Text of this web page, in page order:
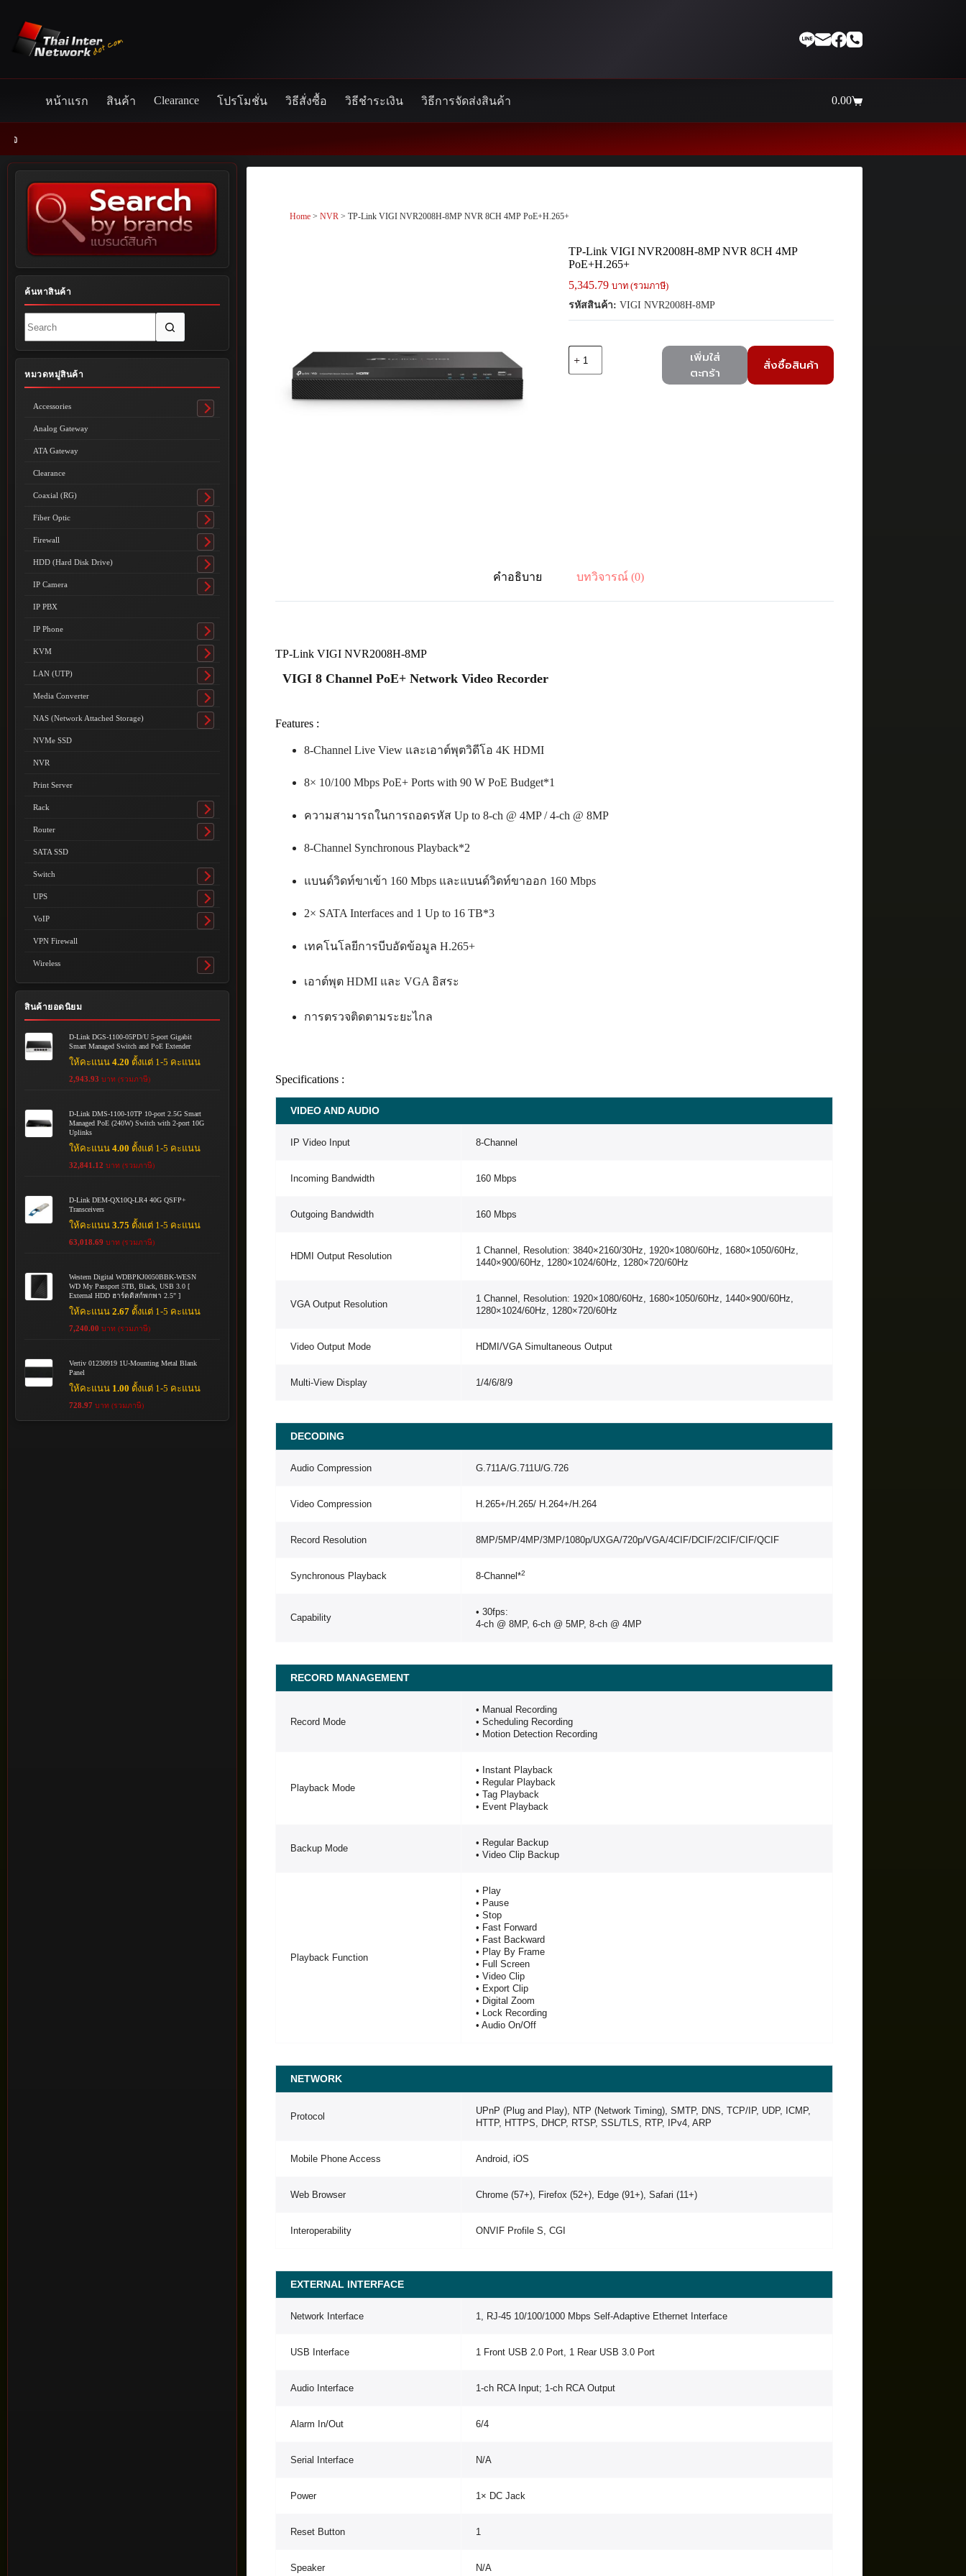
content
หน้าแรก สินค้า Clearance โปรโมชั่น วิธีสั่งซื้อ วิธีชำระเงิน วิธีการจัดส่งสินค้า
Shopping
0.00
Home >NVR > TP-Link VIGI NVR2008H-8MP NVR 8CH 4MP PoE+H.265+
TP-Link VIGI NVR2008H-8MP NVR 8CH 4MP
PoE+H.265+
5,345.79 บาท (รวมภาษี)
รหัสสินค้า: VIGI NVR2008H-8MP
เพิ่มใส่
ตะกร้า
สั่งซื้อสินค้า
คำอธิบาย บทวิจารณ์ (0)
TP-Link VIGI NVR2008H-8MP
VIGI 8 Channel PoE+ Network Video Recorder
Features :
8-Channel Live View และเอาต์พุตวิดีโอ 4K HDMI
8× 10/100 Mbps PoE+ Ports with 90 W PoE Budget*1
ความสามารถในการถอดรหัส Up to 8-ch @ 4MP / 4-ch @ 8MP
8-Channel Synchronous Playback*2
แบนด์วิดท์ขาเข้า 160 Mbps และแบนด์วิดท์ขาออก 160 Mbps
2× SATA Interfaces and 1 Up to 16 TB*3
เทคโนโลยีการบีบอัดข้อมูล H.265+
เอาต์พุต HDMI และ VGA อิสระ
การตรวจติดตามระยะไกล
Specifications :
VIDEO AND AUDIO
IP Video Input 8-Channel
Incoming Bandwidth 160 Mbps
Outgoing Bandwidth 160 Mbps
HDMI Output Resolution
1 Channel, Resolution: 3840×2160/30Hz, 1920×1080/60Hz, 1680×1050/60Hz,
1440×900/60Hz, 1280×1024/60Hz, 1280×720/60Hz
VGA Output Resolution
1 Channel, Resolution: 1920×1080/60Hz, 1680×1050/60Hz, 1440×900/60Hz,
1280×1024/60Hz, 1280×720/60Hz
Video Output Mode HDMI/VGA Simultaneous Output
Multi-View Display 1/4/6/8/9
DECODING
Audio Compression G.711A/G.711U/G.726
Video Compression H.265+/H.265/ H.264+/H.264
Record Resolution 8MP/5MP/4MP/3MP/1080p/UXGA/720p/VGA/4CIF/DCIF/2CIF/CIF/QCIF
Synchronous Playback 8-Channel*2
Capability
• 30fps:
4-ch @ 8MP, 6-ch @ 5MP, 8-ch @ 4MP
RECORD MANAGEMENT
Record Mode
• Manual Recording
• Scheduling Recording
• Motion Detection Recording
Playback Mode
• Instant Playback
• Regular Playback
• Tag Playback
• Event Playback
Backup Mode
• Regular Backup
• Video Clip Backup
Playback Function
• Play
• Pause
• Stop
• Fast Forward
• Fast Backward
• Play By Frame
• Full Screen
• Video Clip
• Export Clip
• Digital Zoom
• Lock Recording
• Audio On/Off
NETWORK
Protocol
UPnP (Plug and Play), NTP (Network Timing), SMTP, DNS, TCP/IP, UDP, ICMP,
HTTP, HTTPS, DHCP, RTSP, SSL/TLS, RTP, IPv4, ARP
Mobile Phone Access Android, iOS
Web Browser Chrome (57+), Firefox (52+), Edge (91+), Safari (11+)
Interoperability ONVIF Profile S, CGI
EXTERNAL INTERFACE
Network Interface 1, RJ-45 10/100/1000 Mbps Self-Adaptive Ethernet Interface
USB Interface 1 Front USB 2.0 Port, 1 Rear USB 3.0 Port
Audio Interface 1-ch RCA Input; 1-ch RCA Output
Alarm In/Out 6/4
Serial Interface N/A
Power 1× DC Jack
Reset Button 1
Speaker N/A
ค้นหาสินค้า
results
หมวดหมู่สินค้า
Accessories
Toggle
Analog Gateway
ATA Gateway
Clearance
Coaxial (RG)
Toggle
submenu
Fiber Optic
Toggle
submenu
Firewall
Toggle
submenu
HDD (Hard Disk Drive)
Toggle
submenu
IP Camera
Toggle
IP PBX
IP Phone
Toggle
submenu
KVM
Toggle
submenu
LAN (UTP)
Toggle
submenu
Media Converter
Toggle
submenu
NAS (Network Attached Storage)
Toggle
NVMe SSD
NVR
Print Server
Rack
Toggle
submenu
Router
Toggle
SATA SSD
Switch
Toggle
submenu
UPS
Toggle
submenu
VoIP
Toggle
VPN Firewall
Wireless
Toggle
submenu
สินค้ายอดนิยม
D-Link DGS-1100-05PD/U 5-port Gigabit
Smart Managed Switch and PoE Extender
ให้คะแนน4.20 ตั้งแต่ 1-5 คะแนน
2,943.93 บาท (รวมภาษี)
D-Link DMS-1100-10TP 10-port 2.5G Smart
Managed PoE (240W) Switch with 2-port 10G
Uplinks
ให้คะแนน4.00 ตั้งแต่ 1-5 คะแนน
32,841.12 บาท (รวมภาษี)
D-Link DEM-QX10Q-LR4 40G QSFP+
Transceivers
ให้คะแนน3.75 ตั้งแต่ 1-5 คะแนน
63,018.69 บาท (รวมภาษี)
Western Digital WDBPKJ0050BBK-WESN
WD My Passport 5TB, Black, USB 3.0 [
External HDD ฮาร์ดดิสก์พกพา 2.5" ]
ให้คะแนน2.67 ตั้งแต่ 1-5 คะแนน
7,240.00 บาท (รวมภาษี)
Vertiv 01230919 1U-Mounting Metal Blank
Panel
ให้คะแนน 1.00 ตั้งแต่ 1-5 คะแนน
728.97 บาท (รวมภาษี)